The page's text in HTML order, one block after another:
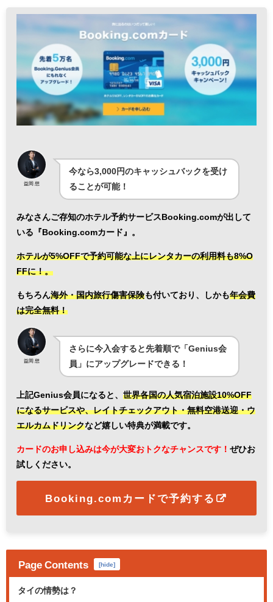
益岡 想
今なら3,000円のキャッシュバックを受け
ることが可能！
みなさんご存知のホテル予約サービスBooking.comが出して
いる『Booking.comカード』。
ホテルが5%OFFで予約可能な上にレンタカーの利用料も8%O
FFに！。
もちろん海外・国内旅行傷害保険も付いており、しかも年会費
は完全無料！
益岡 想
さらに今入会すると先着順で「Genius会
員」にアップグレードできる！
上記Genius会員になると、 世界各国の人気宿泊施設10%OFF
になるサービスや、レイトチェックアウト・無料空港送迎・ウ
エルカムドリンクなど嬉しい特典が満載です。
カードのお申し込みは今が大変おトクなチャンスです！ ぜひお
試しください。
Booking.comカードで予約する
Page Contents [hide]
タイの情勢は？